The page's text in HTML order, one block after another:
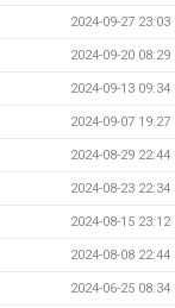
2024-09-27 23:03
2024-09-20 08:29
2024-09-13 09:34
2024-09-07 19:27
2024-08-29 22:44
2024-08-23 22:34
2024-08-15 23:12
2024-08-08 22:44
2024-06-25 08:34